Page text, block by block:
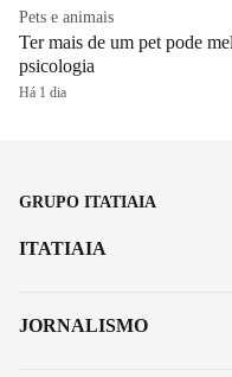
Pets e animais
Ter mais de um pet pode
psicologia
Há 1 dia
GRUPO ITATIAIA
ITATIAIA
JORNALISMO